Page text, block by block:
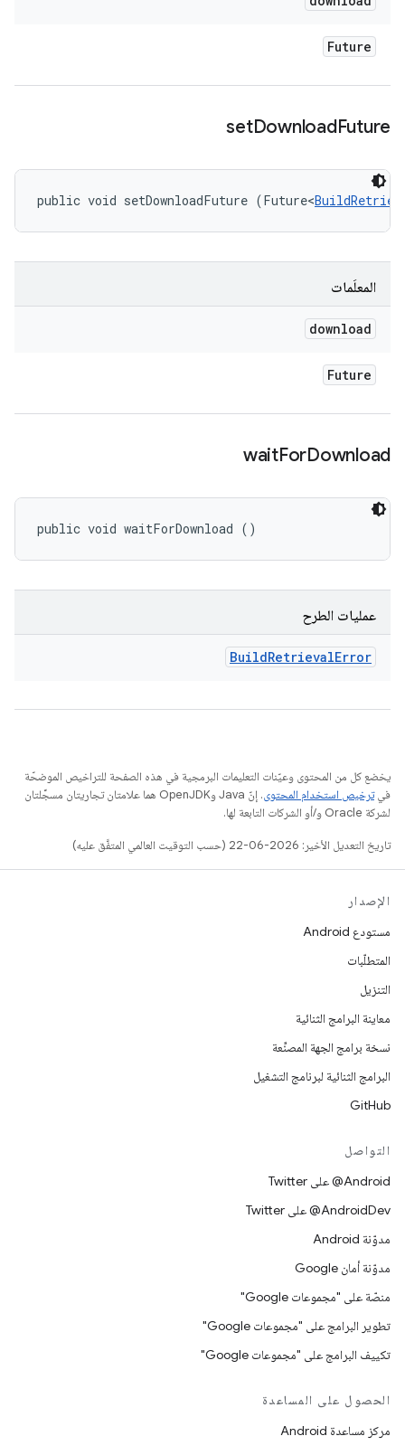
Future
setDownloadFuture
public void setDownloadFuture (Future<
المعلَمات
download
Future
waitForDownload
public void waitForDownload ()
عمليات الطرح
BuildRetrievalError
يخضع كل من المحتوى وعيّنات التعليمات البرمجية في هذه الصفحة للتراخيص الموضحّة
فيترخيص استخدام المحتوى
. إنّ Java وOpenJDK هما علامتان تجاريتان مسجَّلتان
لشركة Oracle و/أو الشركات التابعة لها.
تاريخ التعديل الأخير: 2026-06-22 (حسب التوقيت العالمي المتفَّق عليه)
الإصدار
مستودع Android
المتطلّبات
التنزيل
معاينة البرامج الثنائية
نسخة برامج الجهة المصنِّعة
البرامج الثنائية لبرنامج التشغيل
GitHub
التواصل
‎@Android على Twitter
‎@AndroidDev على Twitter
مدوّنة Android
مدوّنة أمان Google
منصّة على "مجموعات Google"
تطوير البرامج على "مجموعات Google"
تكييف البرامج على "مجموعات Google"
الحصول على المساعدة
مركز مساعدة Android